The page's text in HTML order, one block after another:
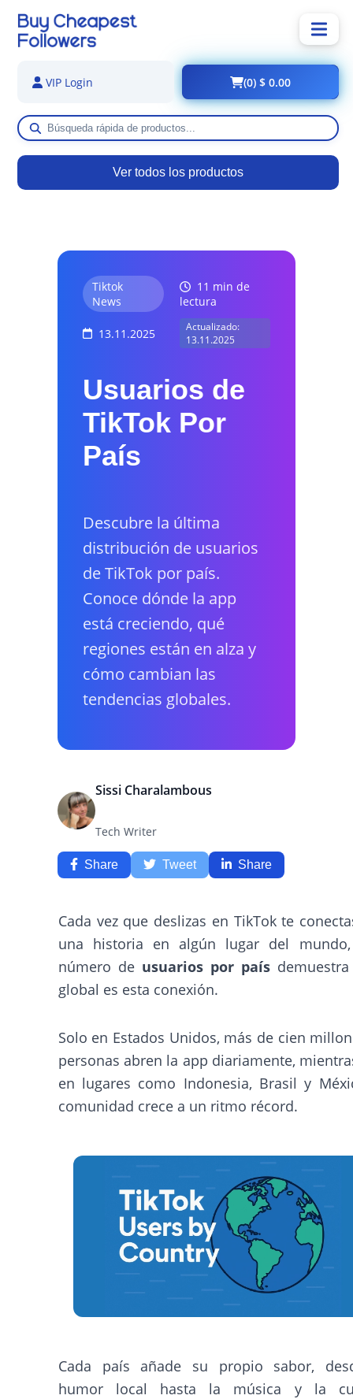
Ver todos los productos
VIP Login (0) $ 0.00
Tiktok
News
11 min de
lectura
13.11.2025
Actualizado:
13.11.2025
Usuarios de
TikTok Por
País
Descubre la última
distribución de usuarios
de TikTok por país.
Conoce dónde la app
está creciendo, qué
regiones están en alza y
cómo cambian las
tendencias globales.
Sissi Charalambous
Tech Writer
Share Tweet Share
Cada vez que deslizas en TikTok te
una historia en algún lugar del
número de usuarios por paísdemuestra
global es esta conexión.
Solo en Estados Unidos, más de cien
personas abren la app diariamente,
en lugares como Indonesia, Brasil y
comunidad crece a un ritmo récord.
Cada país añade su propio sabor,
humor local hasta la música y la